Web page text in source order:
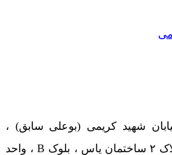
شهید کریمی (بوعلی سابق) ،
نرسیده به چهار راه اسدی ، پلاک ۲ ساختمان یاس ، بلوک B ، واحد